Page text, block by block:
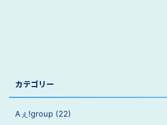
カテゴリー
Aぇ!group (22)